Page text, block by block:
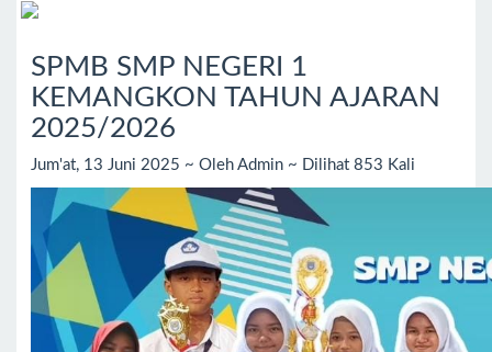
SPMB SMP NEGERI 1
KEMANGKON TAHUN AJARAN
2025/2026
Jum'at, 13 Juni 2025 ~ Oleh Admin ~ Dilihat 853 Kali